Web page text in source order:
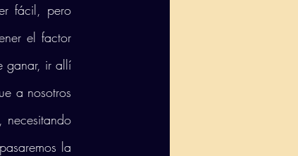
fácil, pero
el factor
ganar, ir allí
a nosotros
necesitando
la